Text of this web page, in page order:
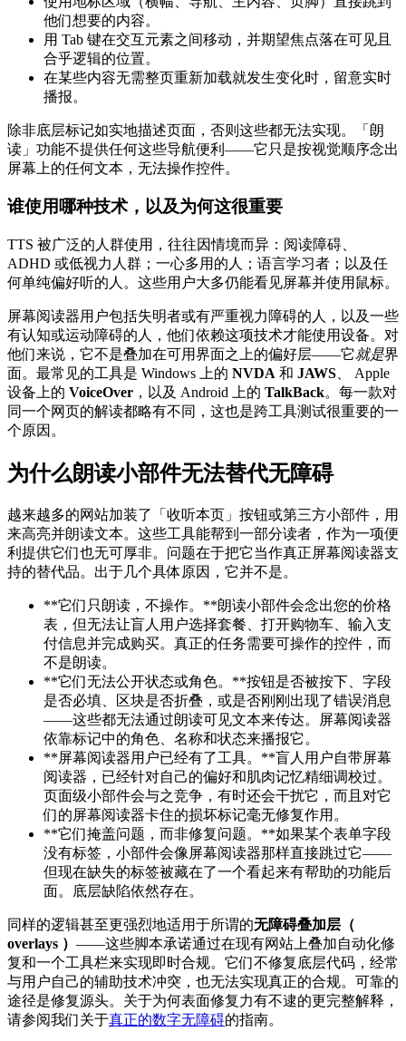
他们想要的内容。
用 Tab 键在交互元素之间移动，并期望焦点落在可见且
合乎逻辑的位置。
在某些内容无需整页重新加载就发生变化时，留意实时
播报。
除非底层标记如实地描述页面，否则这些都无法实现。「朗
读」功能不提供任何这些导航便利——它只是按视觉顺序念出
屏幕上的任何文本，无法操作控件。
谁使用哪种技术，以及为何这很重要
TTS 被广泛的人群使用，往往因情境而异：阅读障碍、
ADHD 或低视力人群；一心多用的人；语言学习者；以及任
何单纯偏好听的人。这些用户大多仍能看见屏幕并使用鼠标。
屏幕阅读器用户包括失明者或有严重视力障碍的人，以及一些
有认知或运动障碍的人，他们依赖这项技术才能使用设备。对
他们来说，它不是叠加在可用界面之上的偏好层——它就是界
面。最常见的工具是 Windows 上的 NVDA 和 JAWS 、 Apple
设备上的 VoiceOver ，以及 Android 上的 TalkBack。每一款对
同一个网页的解读都略有不同，这也是跨工具测试很重要的一
个原因。
为什么朗读小部件无法替代无障碍
越来越多的网站加装了「收听本页」按钮或第三方小部件，用
来高亮并朗读文本。这些工具能帮到一部分读者，作为一项便
利提供它们也无可厚非。问题在于把它当作真正屏幕阅读器支
持的替代品。出于几个具体原因，它并不是。
**它们只朗读，不操作。**朗读小部件会念出您的价格
表，但无法让盲人用户选择套餐、打开购物车、输入支
付信息并完成购买。真正的任务需要可操作的控件，而
不是朗读。
**它们无法公开状态或角色。**按钮是否被按下、字段
是否必填、区块是否折叠，或是否刚刚出现了错误消息
——这些都无法通过朗读可见文本来传达。屏幕阅读器
依靠标记中的角色、名称和状态来播报它。
**屏幕阅读器用户已经有了工具。**盲人用户自带屏幕
阅读器，已经针对自己的偏好和肌肉记忆精细调校过。
页面级小部件会与之竞争，有时还会干扰它，而且对它
们的屏幕阅读器卡住的损坏标记毫无修复作用。
**它们掩盖问题，而非修复问题。**如果某个表单字段
没有标签，小部件会像屏幕阅读器那样直接跳过它——
但现在缺失的标签被藏在了一个看起来有帮助的功能后
面。底层缺陷依然存在。
同样的逻辑甚至更强烈地适用于所谓的无障碍叠加层（
overlays ） ——这些脚本承诺通过在现有网站上叠加自动化修
复和一个工具栏来实现即时合规。它们不修复底层代码，经常
与用户自己的辅助技术冲突，也无法实现真正的合规。可靠的
途径是修复源头。关于为何表面修复力有不逮的更完整解释，
请参阅我们关于真正的数字无障碍的指南。